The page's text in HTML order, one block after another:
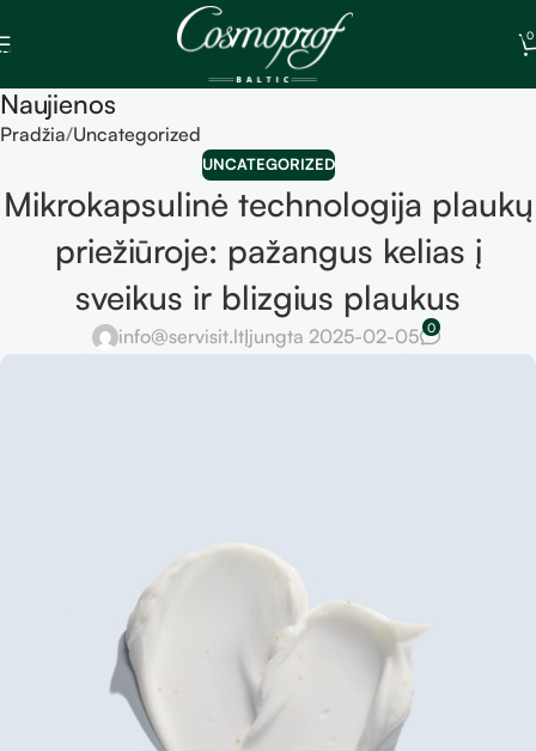
Skip to main content
0
Naujienos
Pradžia Uncategorized
UNCATEGORIZED
Mikrokapsulinė technologija plaukų
priežiūroje: pažangus kelias į
sveikus ir blizgius plaukus
info@servisit.ltĮjungta 2025-02-05 0